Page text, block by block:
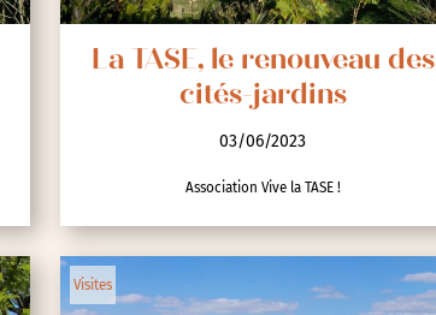
La TASE, le renouveau des
cités-jardins
03/06/2023
Association Vive la TASE !
Visites